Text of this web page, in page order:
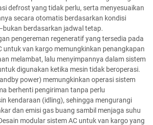
defrost yang tidak perlu, serta menyesuaikan
secara otomatis berdasarkan kondisi
berdasarkan jadwal tetap.
pengereman regeneratif yang tersedia pada
untuk van kargo memungkinkan penangkapan
melambat, lalu menyimpannya dalam sistem
digunakan ketika mesin tidak beroperasi.
power) memungkinkan operasi sistem
berhenti pengiriman tanpa perlu
kendaraan (idling), sehingga mengurangi
dan emisi gas buang sambil menjaga suhu
modular sistem AC untuk van kargo yang